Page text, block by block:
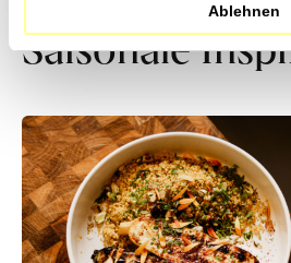
Ablehnen
Saisonale